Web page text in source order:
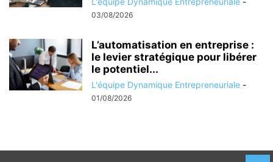
03/08/2026
L’automatisation en entreprise :
le levier stratégique pour libérer
le potentiel...
L'équipe Dynamique Entrepreneuriale -
01/08/2026